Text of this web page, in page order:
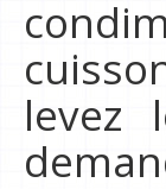
levez